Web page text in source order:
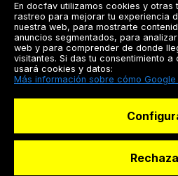
Docfav
En docfav utilizamos cookies y otras
rastreo para mejorar tu experiencia
nuestra web, para mostrarte
anuncios segmentados, para
web y para comprender de donde
visitantes. Si das tu consentimiento
usará cookies y datos:
Más información sobre cómo Google